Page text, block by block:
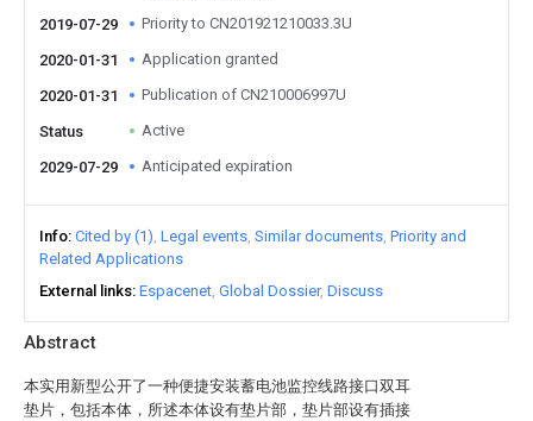
Abstract
本实用新型公开了一种便捷安装蓄电池监控线路接口双耳
垫片，包括本体，所述本体设有垫片部，垫片部设有插接
2019-07-29
Priority to CN201921210033.3U
2020-01-31 Application granted
2020-01-31 Publication of CN210006997U
Status Active
2029-07-29 Anticipated expiration
Info Cited by (1) Legal events Similar documents Priority and
Related Applications
External links Espacenet Global Dossier Discuss